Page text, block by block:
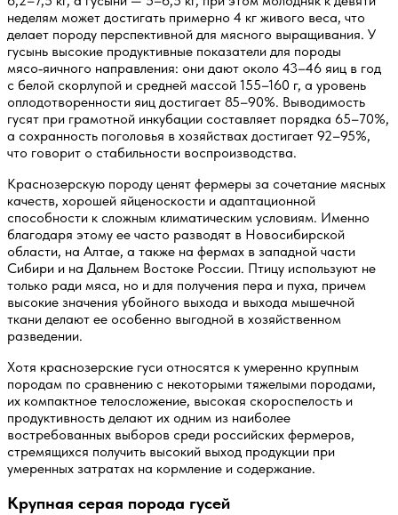
неделям может достигать примерно 4 кг живого веса, что
делает породу перспективной для мясного выращивания. У
гусынь высокие продуктивные показатели для породы
мясо‑яичного направления: они дают около 43–46 яиц в год
с белой скорлупой и средней массой 155–160 г, а уровень
оплодотворенности яиц достигает 85–90%. Выводимость
гусят при грамотной инкубации составляет порядка 65–70%,
а сохранность поголовья в хозяйствах достигает 92–95%,
что говорит о стабильности воспроизводства.
Краснозерскую породу ценят фермеры за сочетание мясных
качеств, хорошей яйценоскости и адаптационной
способности к сложным климатическим условиям. Именно
благодаря этому ее часто разводят в Новосибирской
области, на Алтае, а также на фермах в западной части
Сибири и на Дальнем Востоке России. Птицу используют не
только ради мяса, но и для получения пера и пуха, причем
высокие значения убойного выхода и выхода мышечной
ткани делают ее особенно выгодной в хозяйственном
разведении.
Хотя краснозерские гуси относятся к умеренно крупным
породам по сравнению с некоторыми тяжелыми породами,
их компактное телосложение, высокая скороспелость и
продуктивность делают их одним из наиболее
востребованных выборов среди российских фермеров,
стремящихся получить высокий выход продукции при
умеренных затратах на кормление и содержание.
Крупная серая порода гусей